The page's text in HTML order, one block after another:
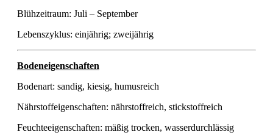
Blühzeitraum: Juli – September
Lebenszyklus: einjährig; zweijährig
Bodeneigenschaften
Bodenart: sandig, kiesig, humusreich
Nährstoffeigenschaften: nährstoffreich, stickstoffreich
Feuchteeigenschaften: mäßig trocken, wasserdurchlässig